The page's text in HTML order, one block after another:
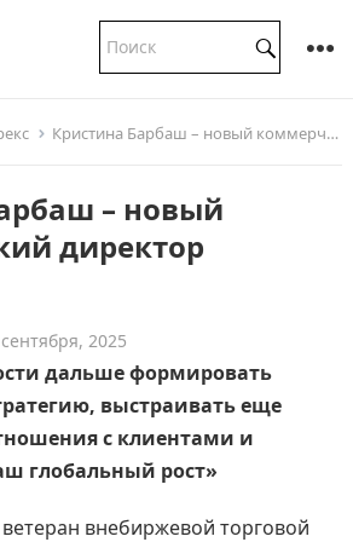
Кристина Барбаш – новый коммерческий директор PrimeXM
– новый
директор
2025
дальше формировать
выстраивать еще
с клиентами и
глобальный рост»
внебиржевой торговой